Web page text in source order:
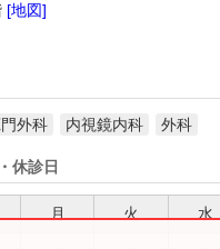
[地図]
門外科 内視鏡内科 外科
休診日
月 火 水